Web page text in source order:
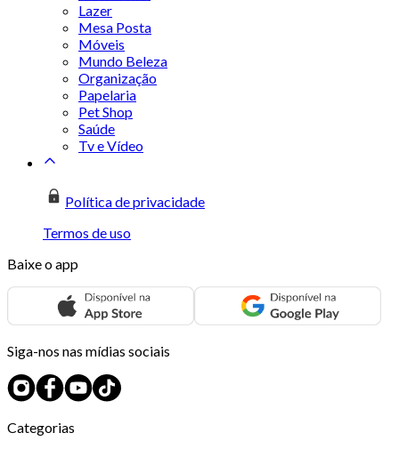
Lazer
Mesa Posta
Móveis
Mundo Beleza
Organização
Papelaria
Pet Shop
Saúde
Tv e Vídeo
Política de privacidade
Termos de uso
Baixe o app
Siga-nos nas mídias sociais
Categorias